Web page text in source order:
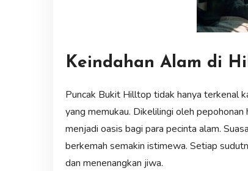
Keindahan Alam di
Puncak Bukit Hilltop tidak hanya terkenal
yang memukau. Dikelilingi oleh
menjadi oasis bagi para pecinta alam.
berkemah semakin istimewa. Setiap
dan menenangkan jiwa.